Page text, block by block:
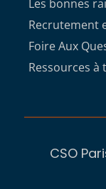
Les bonnes
Recrutement
Foire Aux
Ressources à
CSO